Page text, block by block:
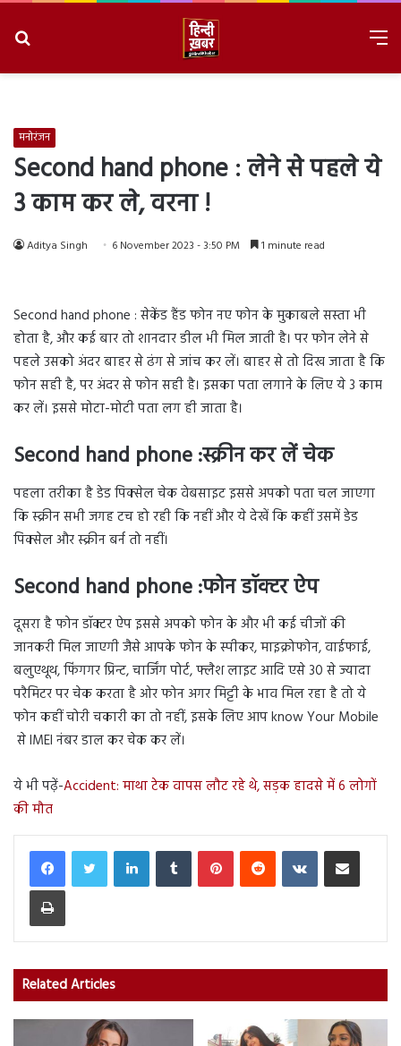
मनोरंजन
Second hand phone : लेने से पहले ये
3 काम कर ले, वरना !
Aditya Singh 6 November 2023 - 3:50 PM 1 minute read
Second hand phone : सेकेंड हैंड फोन नए फोन के मुकाबले सस्ता भी
होता है, और कई बार तो शानदार डील भी मिल जाती है। पर फोन लेने से
पहले उसको अंदर बाहर से ढंग से जांच कर लें। बाहर से तो दिख जाता है कि
फोन सही है, पर अंदर से फोन सही है। इसका पता लगाने के लिए ये 3 काम
कर लें। इससे मोटा-मोटी पता लग ही जाता है।
Second hand phone :स्क्रीन कर लें चेक
पहला तरीका है डेड पिक्सेल चेक वेबसाइट इससे अपको पता चल जाएगा
कि स्क्रीन सभी जगह टच हो रही कि नहीं और ये देखें कि कहीं उसमें डेड
पिक्सेल और स्क्रीन बर्न तो नहीं।
Second hand phone :फोन डॉक्टर ऐप
दूसरा है फोन डॉक्टर ऐप इससे अपको फोन के और भी कई चीजों की
जानकरी मिल जाएगी जैसे आपके फोन के स्पीकर, माइक्रोफोन, वाईफाई,
बलुएथूथ, फिंगगर प्रिन्ट, चार्जिंग पोर्ट, फ्लैश लाइट आदि एसे 30 से ज्यादा
परैमिटर पर चेक करता है ओर फोन अगर मिट्टी के भाव मिल रहा है तो ये
फोन कहीं चोरी चकारी का तो नहीं, इसके लिए आप know Your Mobile
से IMEI नंबर डाल कर चेक कर लें।
ये भी पढ़ें-Accident: माथा टेक वापस लौट रहे थे, सड़क हादसे में 6 लोगों
की मौत
LinkedInTumblr PinterestReddit VKontakteShare via Email
Print
Related Articles